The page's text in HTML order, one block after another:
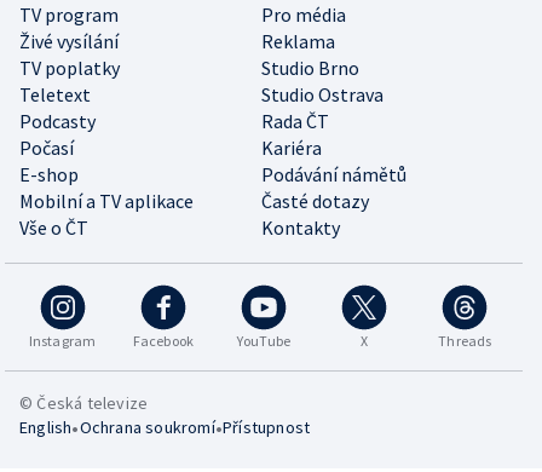
TV program
Pro média
Živé vysílání
Reklama
TV poplatky
Studio Brno
Teletext
Studio Ostrava
Podcasty
Rada ČT
Počasí
Kariéra
E-shop
Podávání námětů
Mobilní a TV aplikace
Časté dotazy
Vše o ČT
Kontakty
Instagram Facebook YouTube X Threads
© Česká televize
English•Ochrana soukromí•Přístupnost